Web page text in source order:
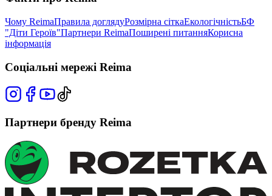
Чому ReimaПравила доглядуРозмірна сіткаЕкологічністьБФ
"Діти Героїв"Партнери ReimaПоширені питанняКорисна
інформація
Соціальні мережі Reima
Партнери бренду Reima